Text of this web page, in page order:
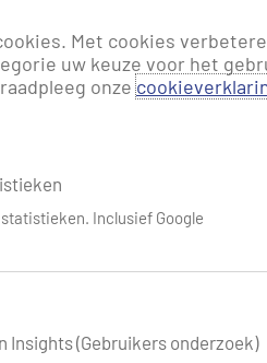
Met cookies
uw keuze voor het
onze
Inclusief Google
Insights (Gebruikers onderzoek)